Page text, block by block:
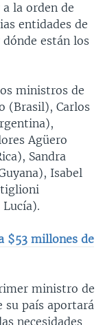
la orden de
entidades de
están los
ministros de
(Brasil), Carlos
Agüero
Sandra
Isabel
Lucía).​
$53 millones de
ministro de
su país aportará
necesidades